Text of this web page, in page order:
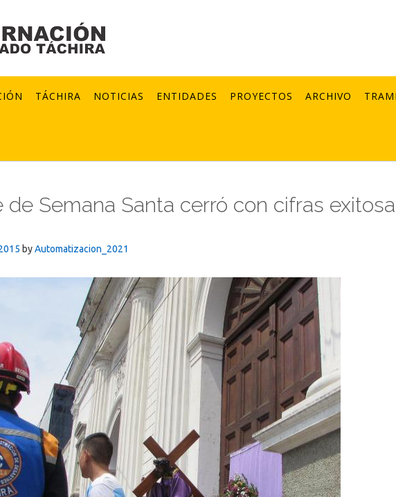
TÁCHIRA NOTICIAS ENTIDADES PROYECTOS ARCHIVO
de Semana Santa cerró con cifras
byAutomatizacion_2021